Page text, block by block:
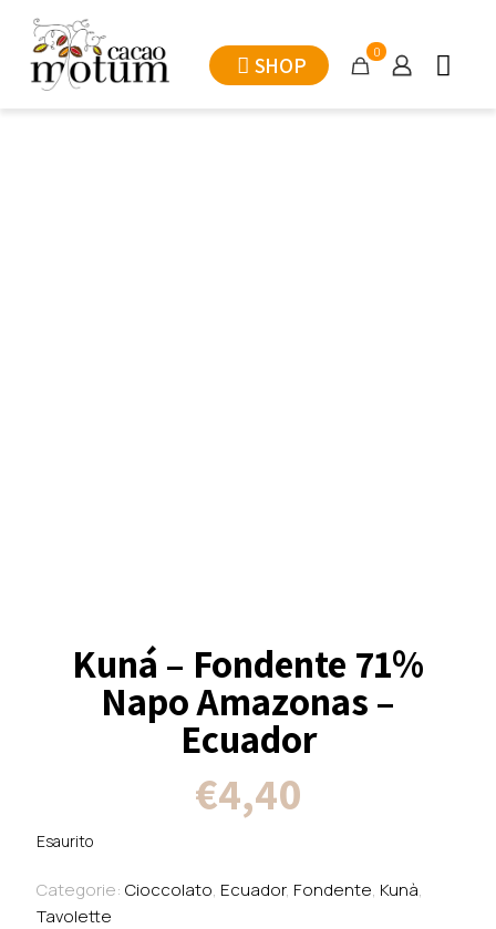
SHOP
0
Kuná – Fondente 71%
Napo Amazonas –
Ecuador
€4,40
Esaurito
Categorie: Cioccolato, Ecuador, Fondente, Kunà,
Tavolette